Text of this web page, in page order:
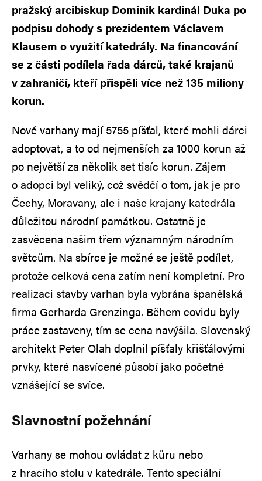
pražský arcibiskup Dominik kardinál Duka po
podpisu dohody s prezidentem Václavem
Klausem o využití katedrály. Na financování
se z části podílela řada dárců, také krajanů
v zahraničí, kteří přispěli více než 135 miliony
korun.
Nové varhany mají 5755 píšťal, které mohli dárci
adoptovat, a to od nejmenších za 1000 korun až
po největší za několik set tisíc korun. Zájem
o adopci byl veliký, což svědčí o tom, jak je pro
Čechy, Moravany, ale i naše krajany katedrála
důležitou národní památkou. Ostatně je
zasvěcena našim třem významným národním
světcům. Na sbírce je možné se ještě podílet,
protože celková cena zatím není kompletní. Pro
realizaci stavby varhan byla vybrána španělská
firma Gerharda Grenzinga. Během covidu byly
práce zastaveny, tím se cena navýšila. Slovenský
architekt Peter Olah doplnil píšťaly křišťálovými
prvky, které nasvícené působí jako početné
vznášející se svíce.
Slavnostní požehnání
Varhany se mohou ovládat z kůru nebo
z hracího stolu v katedrále. Tento speciální